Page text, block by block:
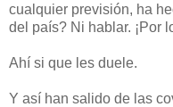
cualquier previsión, ha
del país? Ni hablar. ¡Por
Ahí si que les duele.
Y así han salido de las